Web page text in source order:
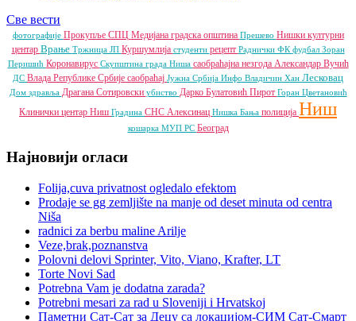
Све вести
фотографије Прокупље СПЦ Медијана градска општина Прешево Нишки културни
центар Врање Тржница ЈП Куршумлија студенти рецепт Раднички ФК фудбал Зоран
Перишић Коронавирус Скупштина града Ниша саобраћајна незгода Александар Вучић
ДС Влада Републике Србије саобраћај Јужна Србија Инфо Владичин Хан Лесковац
Дом здравља Драгана Сотировски убиство Дарко Булатовић Пирот Горан Цветановић
Клинички центар Ниш Градина СНС Алексинац Нишка Бања полиција Ниш
кошарка МУП РС Београд
Најновији огласи
Folija,cuva privatnost ogledalo efektom
Prodaje se gg zemljište na manje od deset minuta od centra
Niša
radnici za berbu maline Arilje
Veze,brak,poznanstva
Polovni delovi Sprinter, Vito, Viano, Krafter, LT
Torte Novi Sad
Potrebna Vam je dodatna zarada?
Potrebni mesari za rad u Sloveniji i Hrvatskoj
Паметни Сат-Сат за Децу са локацијом-СИМ Сат-Смарт